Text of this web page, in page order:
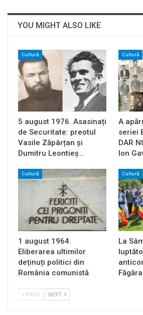
YOU MIGHT ALSO LIKE
Cultură
5 august 1976. Asasinați
de Securitate: preotul
Vasile Zăpârțan și
Dumitru Leontieș…
Cultură
A
seriei
DAR
Ion
Cultură
1 august 1964.
Eliberarea ultimilor
deținuți politici din
România comunistă
Cultură
La
PREV NEXT